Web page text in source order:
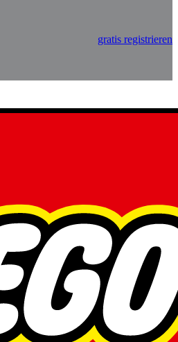
gratis registrieren